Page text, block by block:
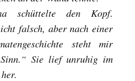
schüttelte den Kopf.
falsch, aber nach einer
steht mir
Sie lief unruhig im